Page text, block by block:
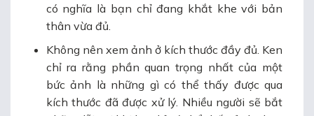
có nghĩa là bạn chỉ đang khắt khe với bản
thân vừa đủ.
Không nên xem ảnh ở kích thước đầy đủ. Ken
chỉ ra rằng phần quan trọng nhất của một
bức ảnh là những gì có thể thấy được qua
kích thước đã được xử lý. Nhiều người sẽ bắt